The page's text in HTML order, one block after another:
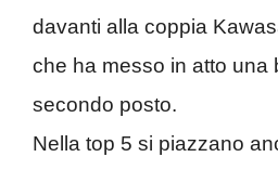
davanti alla coppia
che ha messo in atto una
secondo posto.
Nella top 5 si piazzano